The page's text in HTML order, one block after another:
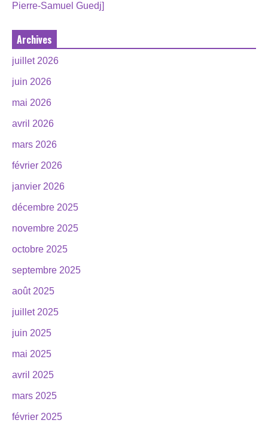
Pierre-Samuel Guedj]
Archives
juillet 2026
juin 2026
mai 2026
avril 2026
mars 2026
février 2026
janvier 2026
décembre 2025
novembre 2025
octobre 2025
septembre 2025
août 2025
juillet 2025
juin 2025
mai 2025
avril 2025
mars 2025
février 2025